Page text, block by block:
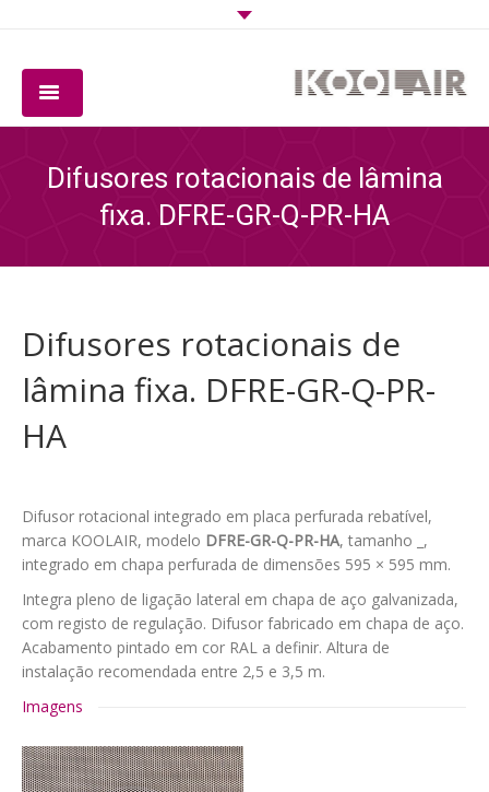
PRODUTOS
DOWNLOADS
CONTACTO
Difusores rotacionais de lâmina
fixa. DFRE-GR-Q-PR-HA
Difusores rotacionais de
lâmina fixa. DFRE-GR-Q-PR-
HA
Difusor rotacional integrado em placa perfurada rebatível,
marca KOOLAIR, modelo DFRE-GR-Q-PR-HA, tamanho _,
integrado em chapa perfurada de dimensões 595 × 595 mm.
Integra pleno de ligação lateral em chapa de aço galvanizada,
com registo de regulação. Difusor fabricado em chapa de aço.
Acabamento pintado em cor RAL a definir. Altura de
instalação recomendada entre 2,5 e 3,5 m.
Imagens